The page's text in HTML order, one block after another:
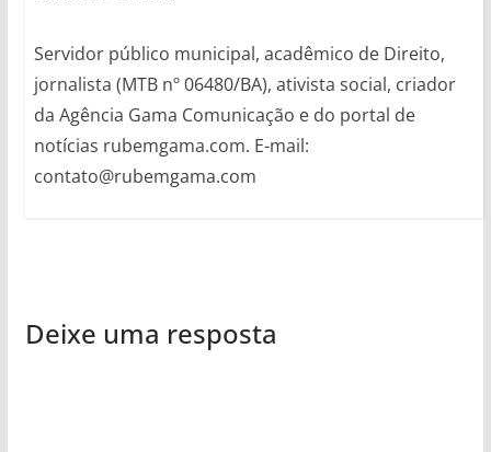
Servidor público municipal, acadêmico de Direito,
jornalista (MTB nº 06480/BA), ativista social, criador
da Agência Gama Comunicação e do portal de
notícias rubemgama.com. E-mail:
contato@rubemgama.com
Deixe uma resposta